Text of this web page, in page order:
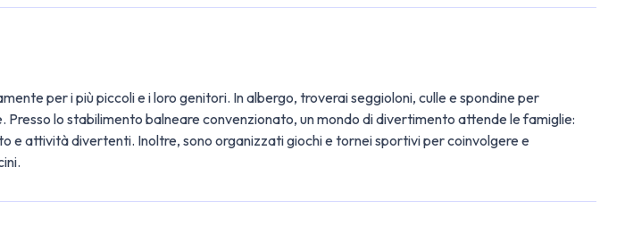
per i più piccoli e i loro genitori. In albergo, troverai seggioloni, culle e spondine per
lo stabilimento balneare convenzionato, un mondo di divertimento attende le famiglie:
e attività divertenti. Inoltre, sono organizzati giochi e tornei sportivi per coinvolgere e